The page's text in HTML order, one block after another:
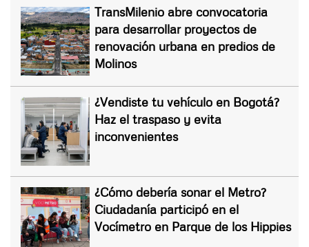
TransMilenio abre convocatoria
para desarrollar proyectos de
renovación urbana en predios de
Molinos
¿Vendiste tu vehículo en Bogotá?
Haz el traspaso y evita
inconvenientes
¿Cómo debería sonar el Metro?
Ciudadanía participó en el
Vocímetro en Parque de los Hippies